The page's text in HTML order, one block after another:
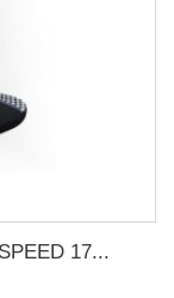
17...